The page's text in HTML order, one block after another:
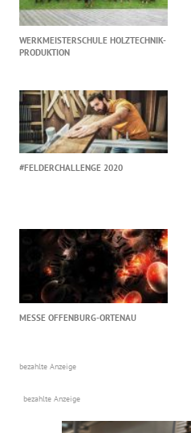
WERKMEISTERSCHULE HOLZTECHNIK-
PRODUKTION
#FELDERCHALLENGE 2020
MESSE OFFENBURG-ORTENAU
bezahlte Anzeige
bezahlte Anzeige